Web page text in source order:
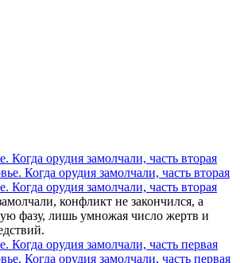
Когда орудия замолчали, часть вторая
Когда орудия замолчали, часть вторая
конфликт не закончился, а
фазу, лишь умножая число жертв и
Когда орудия замолчали, часть первая